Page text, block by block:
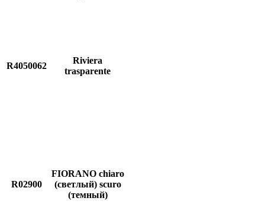
R4050062
Riviera
trasparente
R02900
FIORANO chiaro
(светлый) scuro
(темный)